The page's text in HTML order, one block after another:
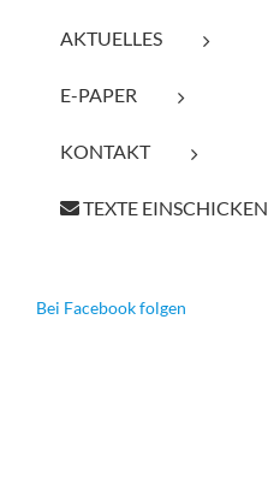
AKTUELLES
E-PAPER
KONTAKT
TEXTE EINSCHICKEN
Bei Facebook folgen